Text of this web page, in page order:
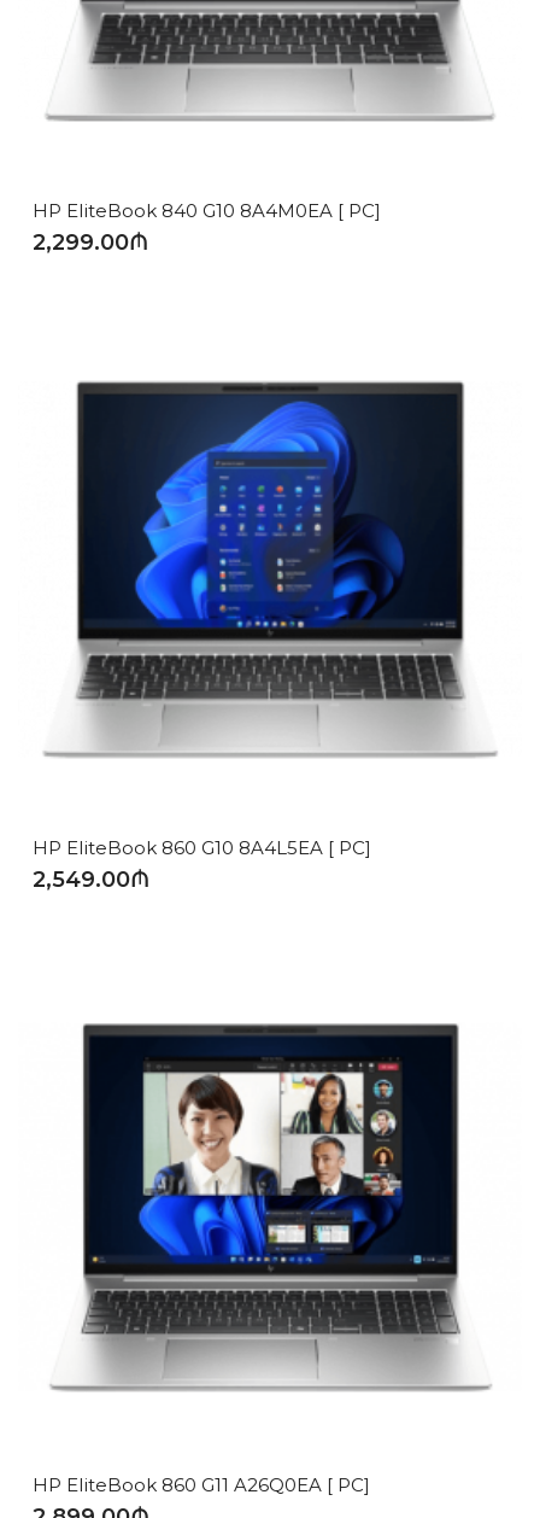
HP EliteBook 840 G10 8A4M0EA [ PC]
2,299.00₼
HP EliteBook 860 G10 8A4L5EA [ PC]
2,549.00₼
HP EliteBook 860 G11 A26Q0EA [ PC]